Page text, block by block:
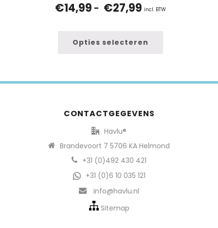
€14,99 - €27,99Prijsklasse:
€14,99
incl. BTW
Opties selecteren
CONTACTGEGEVENS
Havlu®
Brandevoort 7 5706 KA Helmond
+31 (0)492 430 421
+31 (0)6 10 035 121
info@havlu.nl
Sitemap